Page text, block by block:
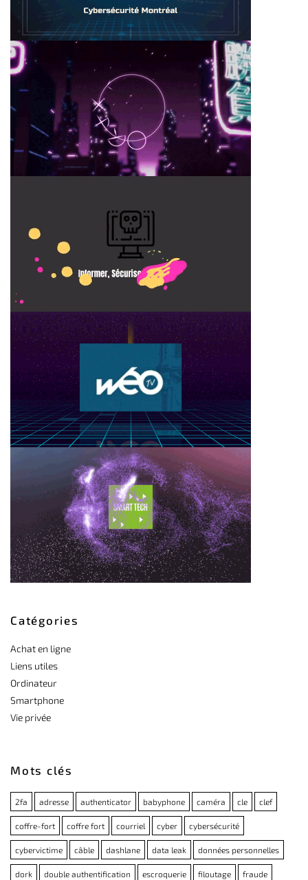
Catégories
Achat en ligne
Liens utiles
Ordinateur
Smartphone
Vie privée
Mots clés
2fa adresse authenticator babyphone caméra cle clef
coffre-fort coffre fort courriel cyber cybersécurité
cybervictime câble dashlane data leak données personnelles
dork double authentification escroquerie filoutage fraude